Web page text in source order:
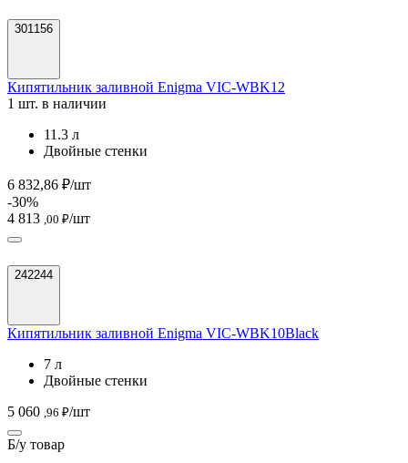
301156
Кипятильник заливной Enigma VIC-WBK12
1 шт. в наличии
11.3 л
Двойные стенки
6 832,86 ₽/шт
-30%
4 813 ,00 ₽/шт
242244
Кипятильник заливной Enigma VIC-WBK10Black
7 л
Двойные стенки
5 060 ,96 ₽/шт
Б/у товар